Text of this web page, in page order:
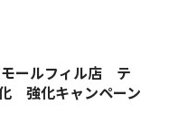
モールフィル店 テ
強化キャンペーン